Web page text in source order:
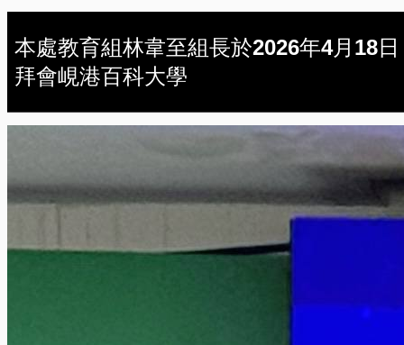
本處教育組林韋至組長於2026年4月18日
拜會峴港百科大學